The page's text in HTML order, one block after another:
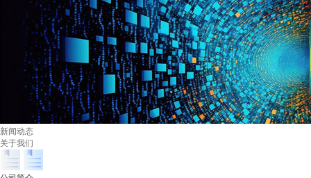
新闻动态
关于我们